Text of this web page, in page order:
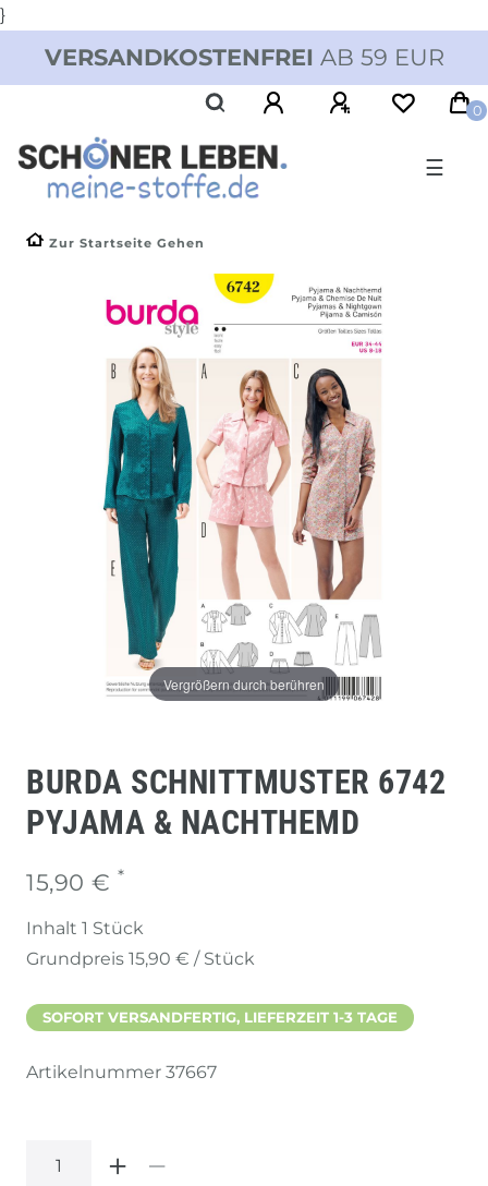
}
VERSANDKOSTENFREI AB 59 EUR
0
☰
Zur Startseite Gehen
Vergrößern durch berühren
BURDA SCHNITTMUSTER 6742
PYJAMA & NACHTHEMD
15,90 € *
Inhalt 1 Stück
Grundpreis 15,90 € / Stück
SOFORT VERSANDFERTIG, LIEFERZEIT 1-3 TAGE
Artikelnummer 37667